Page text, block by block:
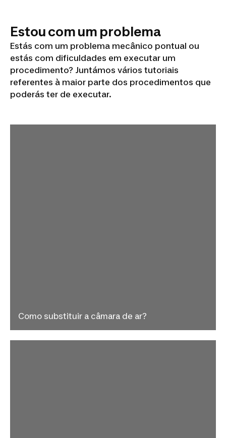
Estou com um problema
Estás com um problema mecânico pontual ou
estás com dificuldades em executar um
procedimento? Juntámos vários tutoriais
referentes à maior parte dos procedimentos que
poderás ter de executar.
Como substituir a câmara de ar?